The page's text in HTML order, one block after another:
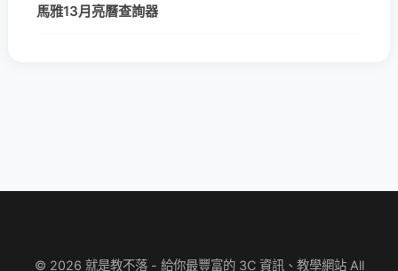
馬雅13月亮曆查詢器
© 2026 就是教不落 - 給你最豐富的 3C 資訊、教學網站 All